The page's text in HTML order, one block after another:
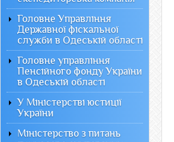
Головне Управління
Державної фіскальної
служби в Одеській області
Головне управління
Пенсійного фонду України
в Одеській області
У Міністерстві юстиції
України
Міністерство з питань